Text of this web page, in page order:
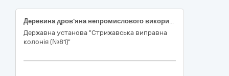
Деревина дров’яна непромислового використання (1а група)
Державна установа "Стрижавська виправна
колонія (№81)"